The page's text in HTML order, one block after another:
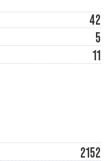
42
5
11
2152